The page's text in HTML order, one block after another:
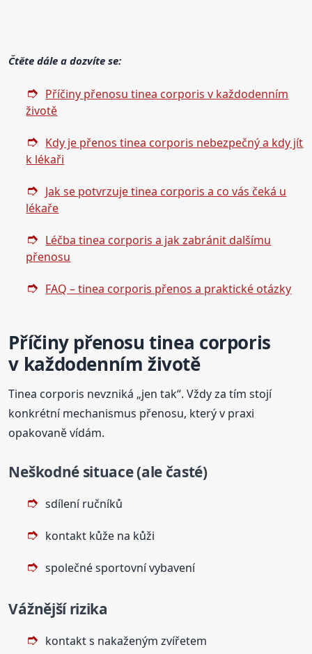
Čtěte dále a dozvíte se:
Příčiny přenosu tinea corporis v každodenním
životě
Kdy je přenos tinea corporis nebezpečný a kdy jít
k lékaři
Jak se potvrzuje tinea corporis a co vás čeká u
lékaře
Léčba tinea corporis a jak zabránit dalšímu
přenosu
FAQ – tinea corporis přenos a praktické otázky
Příčiny přenosu tinea corporis
v každodenním životě
Tinea corporis nevzniká „jen tak“. Vždy za tím stojí
konkrétní mechanismus přenosu, který v praxi
opakovaně vídám.
Neškodné situace (ale časté)
sdílení ručníků
kontakt kůže na kůži
společné sportovní vybavení
Vážnější rizika
kontakt s nakaženým zvířetem